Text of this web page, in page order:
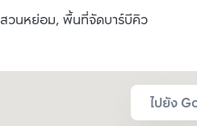
สวนหย่อม, พื้นที่จัดบาร์บีคิว
ไปยัง